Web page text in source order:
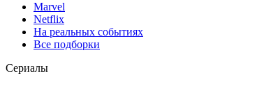
Marvel
Netflix
На реальных событиях
Все подборки
Сериалы